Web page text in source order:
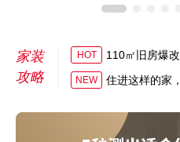
家装
攻略
HOT 110㎡旧房爆
NEW 住进这样的家